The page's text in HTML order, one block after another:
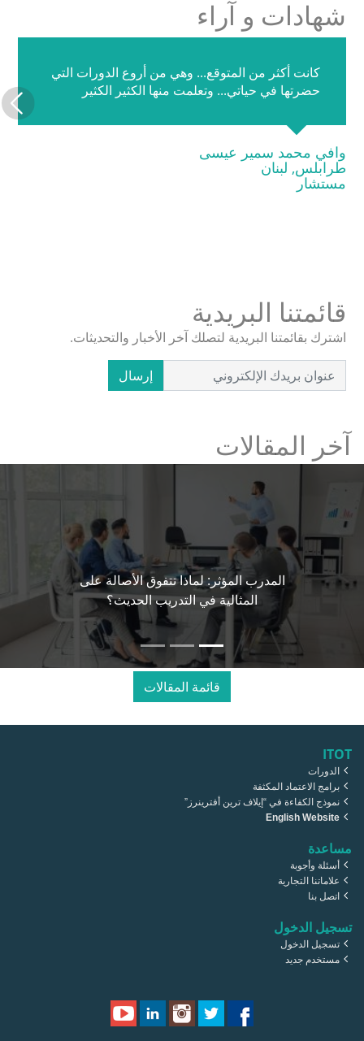
شهادات و آراء
كانت أكثر من المتوقع... وهي من أروع الدورات التي
حضرتها في حياتي... وتعلمت منها الكثير الكثير
وافي محمد سمير عيسى
طرابلس, لبنان
مستشار
قائمتنا البريدية
اشترك بقائمتنا البريدية لتصلك آخر الأخبار والتحديثات.
إرسال
آخر المقالات
المدرب المؤثر: لماذا تتفوق الأصالة على
المثالية في التدريب الحديث؟
قائمة المقالات
ITOT
الدورات
برامج الاعتماد المكثفة
نموذج الكفاءة في “إيلاف ترين أفترينرز”
English Website
مساعدة
أسئلة وأجوبة
علاماتنا التجارية
اتصل بنا
تسجيل الدخول
تسجيل الدخول
مستخدم جديد